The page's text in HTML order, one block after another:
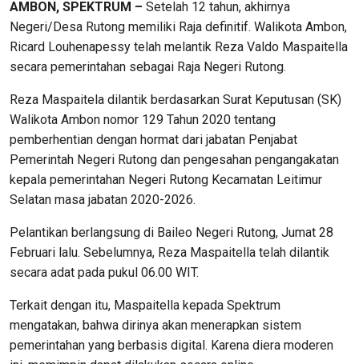
AMBON, SPEKTRUM – Setelah 12 tahun, akhirnya
Negeri/Desa Rutong memiliki Raja definitif. Walikota Ambon,
Ricard Louhenapessy telah melantik Reza Valdo Maspaitella
secara pemerintahan sebagai Raja Negeri Rutong.
Reza Maspaitela dilantik berdasarkan Surat Keputusan (SK)
Walikota Ambon nomor 129 Tahun 2020 tentang
pemberhentian dengan hormat dari jabatan Penjabat
Pemerintah Negeri Rutong dan pengesahan pengangakatan
kepala pemerintahan Negeri Rutong Kecamatan Leitimur
Selatan masa jabatan 2020-2026.
Pelantikan berlangsung di Baileo Negeri Rutong, Jumat 28
Februari lalu. Sebelumnya, Reza Maspaitella telah dilantik
secara adat pada pukul 06.00 WIT.
Terkait dengan itu, Maspaitella kepada Spektrum
mengatakan, bahwa dirinya akan menerapkan sistem
pemerintahan yang berbasis digital. Karena diera moderen